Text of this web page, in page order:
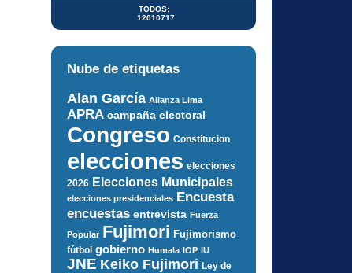
TODOS:
12010717
Nube de etiquetas
Alan García Alianza Lima
APRA campaña electoral
Congreso Constitucion
elecciones elecciones
2026 Elecciones Municipales
elecciones presidenciales Encuesta
encuestas entrevista Fuerza
Popular Fujimori Fujimorismo
fútbol gobierno Humala IOP IU
JNE Keiko Fujimori Ley de